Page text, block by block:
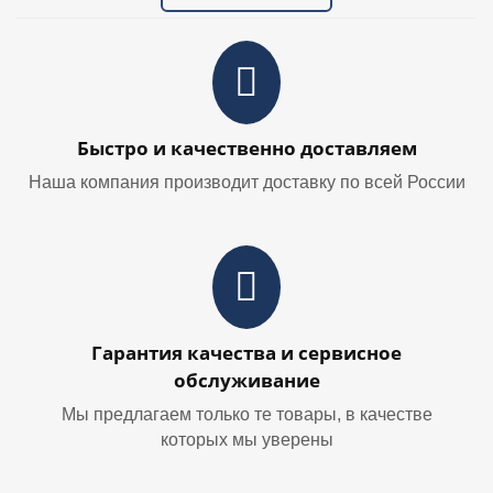
Быстро и качественно доставляем
Наша компания производит доставку по всей России
Гарантия качества и сервисное
обслуживание
Мы предлагаем только те товары, в качестве
которых мы уверены